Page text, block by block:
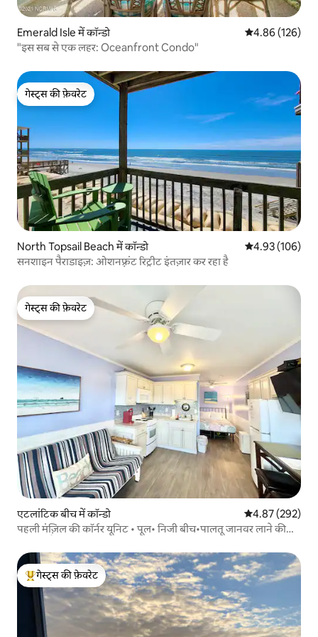
Emerald Isle में कॉन्डो औसत रेटिंग 5 में से
4.86 (126)
"इस सब से एक लहर: Oceanfront Condo"
गेस्ट्स की फ़ेवरेट
गेस्ट्स की फ़ेवरेट
North Topsail Beach में कॉन्डो औसत रेटिंग 5 में से
4.93 (106)
सनशाइन पैराडाइज़: ओशनफ़्रंट रिट्रीट इंतज़ार कर रहा है
गेस्ट्स की फ़ेवरेट
गेस्ट्स की फ़ेवरेट
एटलांटिक बीच में कॉन्डो औसत रेटिंग 5 में से
4.87 (292)
पहली मंज़िल की कॉर्नर यूनिट • पूल• निजी बीच•पालतू जानवर लाने की
गेस्ट्स का टॉप फ़ेवरेट
गेस्ट्स की फ़ेवरेट